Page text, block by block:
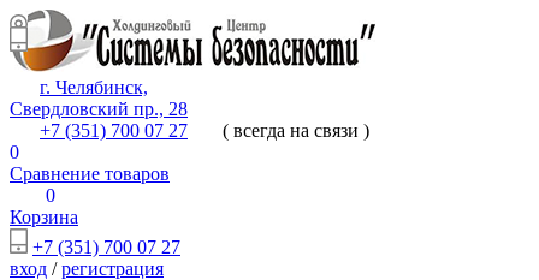
г. Челябинск,
Свердловский пр., 28
+7 (351) 700 07 27
( всегда на связи )
0
Сравнение товаров
0
Корзина
+7 (351) 700 07 27
вход /регистрация